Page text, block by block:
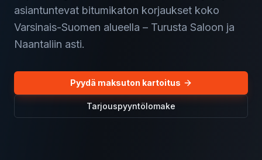
asiantuntevat bitumikaton korjaukset koko
Varsinais-Suomen alueella – Turusta Saloon ja
Naantaliin asti.
Pyydä maksuton kartoitus
Tarjouspyyntölomake